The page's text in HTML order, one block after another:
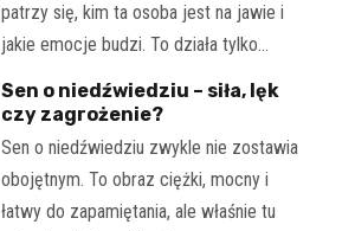
patrzy się, kim ta osoba jest na jawie i
jakie emocje budzi. To działa tylko…
Sen o niedźwiedziu – siła, lęk
czy zagrożenie?
Sen o niedźwiedziu zwykle nie zostawia
obojętnym. To obraz ciężki, mocny i
łatwy do zapamiętania, ale właśnie tu